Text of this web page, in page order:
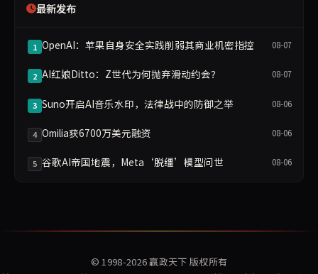
最新发布
1 OpenAI：苹果自身安全实践削弱其商业机密指控 08-07
2 AI红娘Ditto：Z世代为何抛弃滑动约会？ 08-07
3 Suno开启AI音乐水印，法律战中的防御之举 08-06
4 Omilia获6700万美元融资 08-06
5 谷歌AI帝国地震，Meta‘脱缰’模型问世 08-06
© 1998-2026赢政天下 版权所有